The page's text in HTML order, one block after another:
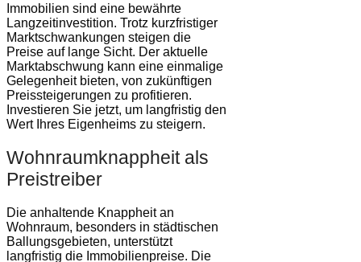
Immobilien sind eine bewährte
Langzeitinvestition. Trotz kurzfristiger
Marktschwankungen steigen die
Preise auf lange Sicht. Der aktuelle
Marktabschwung kann eine einmalige
Gelegenheit bieten, von zukünftigen
Preissteigerungen zu profitieren.
Investieren Sie jetzt, um langfristig den
Wert Ihres Eigenheims zu steigern.
Wohnraumknappheit als
Preistreiber
Die anhaltende Knappheit an
Wohnraum, besonders in städtischen
Ballungsgebieten, unterstützt
langfristig die Immobilienpreise. Die